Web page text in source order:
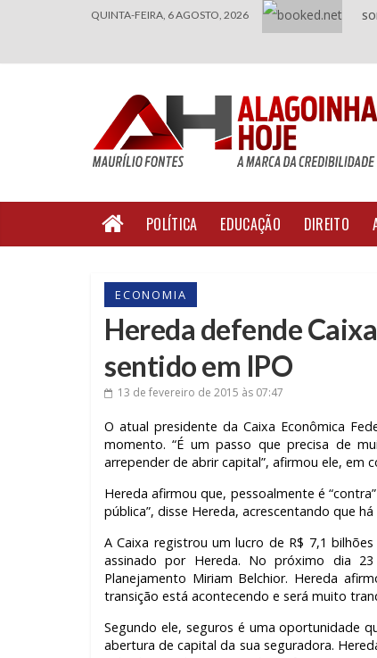
QUINTA-FEIRA, 6 AGOSTO, 2026
POLÍTICA EDUCAÇÃO DIREITO
ECONOMIA
Hereda defende
sentido em IPO
13 de fevereiro de 2015 às 07:47
O atual presidente da Caixa Econômica
momento. “É um passo que precisa de
arrepender de abrir capital”, afirmou ele, em
Hereda afirmou que, pessoalmente é
pública”, disse Hereda, acrescentando que
A Caixa registrou um lucro de R$ 7,1
assinado por Hereda. No próximo dia
Planejamento Miriam Belchior. Hereda
transição está acontecendo e será muito
Segundo ele, seguros é uma oportunidade
abertura de capital da sua seguradora.